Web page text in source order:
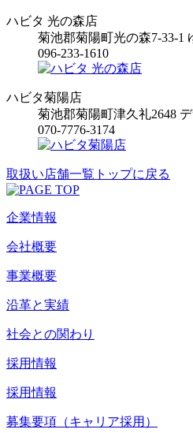
ハビタ 光の森店
菊池郡菊陽町光の森7-33-1
096-233-1610
ハビタ菊陽店
菊池郡菊陽町津久礼2648
070-7776-3174
取扱い店舗一覧トップに戻る
企業情報
会社概要
事業概要
沿革と実績
社会との関わり
採用情報
採用情報
募集要項（キャリア採用）